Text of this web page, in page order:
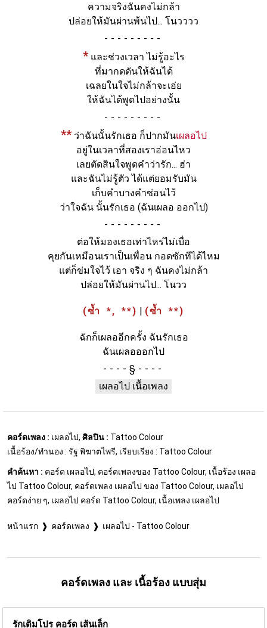
ความจริงฉันคงไม่กล้า
ปล่อยให้มันผ่านพ้นไป... โนวววว
-
*และช่วงเวลา ไม่รู้อะไร
ที่มากดดันให้ฉันได้
เฉลยในใจไม่กล้าจะเอ่ย
ให้ฉันได้พูดไปอย่างนั้น
-
**ว่าฉันนั้นรักเธอ ก็ปากมันเผลอไป
อยู่ในเวลาที่สองเราอ่อนไหว
เลยตัดสินใจพูดคำว่ารัก... ฮ่า
และฉันไม่รู้ตัว ได้แต่ยอมรับมัน
เก็บคำบางคำซ่อนไว้
ว่าใจฉัน นั้นรักเธอ (ฉันเผลอ ออกไป)
-
ต่อให้มองเธอเท่าไหร่ไม่เบื่อ
คุยกันเหมือนเราเป็นเพื่อน กอดซักทีได้ไหม
แต่ก็ข่มใจไว้ เอา จริง ๆ ฉันคงไม่กล้า
ปล่อยให้มันผ่านไป... โนวว
(ซ้ำ *, **) | (ซ้ำ **)
ฉักก็เผลออีกครั้ง ฉันรักเธอ
ฉันเผลอออกไป
§
เผลอไป เนื้อเพลง
คอร์ดเพลง : เผลอไป, ศิลปิน : Tattoo Colour
เนื้อร้อง/ทำนอง : รัฐ พิฆาตไพรี, เรียบเรียง : Tattoo Colour
คำค้นหา : คอร์ด เผลอไป, คอร์ดเพลงของ Tattoo Colour, เนื้อร้อง เผลอ
ไป Tattoo Colour, คอร์ดเพลง เผลอไป ของ Tattoo Colour, เผลอไป
คอร์ดง่าย ๆ, เผลอไป คอร์ด Tattoo Colour, เนื้อเพลง เผลอไป
หน้าแรก คอร์ดเพลง เผลอไป - Tattoo Colour
คอร์ดเพลง และ เนื้อร้อง แบบสุ่ม
รักเติมโปร คอร์ด เส้นเล็ก